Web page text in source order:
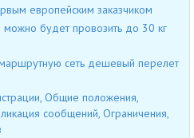
европейским заказчиком
будет провозить до 30 кг
сеть дешевый перелет
Общие положения,
сообщений, Ограничения,